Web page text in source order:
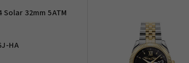
32mm 5ATM
HA